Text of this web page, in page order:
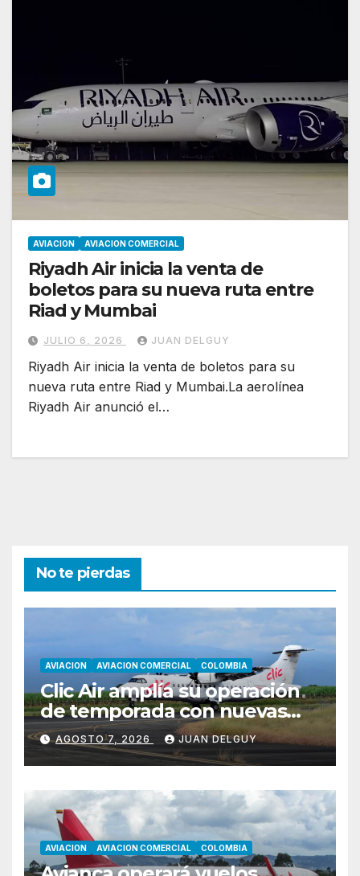
AVIACION AVIACION COMERCIAL
Riyadh Air inicia la venta de
boletos para su nueva ruta entre
Riad y Mumbai
JULIO 6, 2026 JUAN DELGUY
Riyadh Air inicia la venta de boletos para su
nueva ruta entre Riad y Mumbai.La aerolínea
Riyadh Air anunció el…
No te pierdas
AVIACION AVIACION COMERCIAL COLOMBIA
Clic Air amplía su operación
de temporada con nuevas
rutas hacia Cartagena y Tolú
AGOSTO 7, 2026 JUAN DELGUY
AVIACION AVIACION COMERCIAL COLOMBIA